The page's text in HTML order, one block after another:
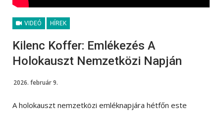
VIDEÓ HÍREK
Kilenc Koffer: Emlékezés A
Holokauszt Nemzetközi Napján
2026. február 9.
A holokauszt nemzetközi emléknapjára hétfőn este